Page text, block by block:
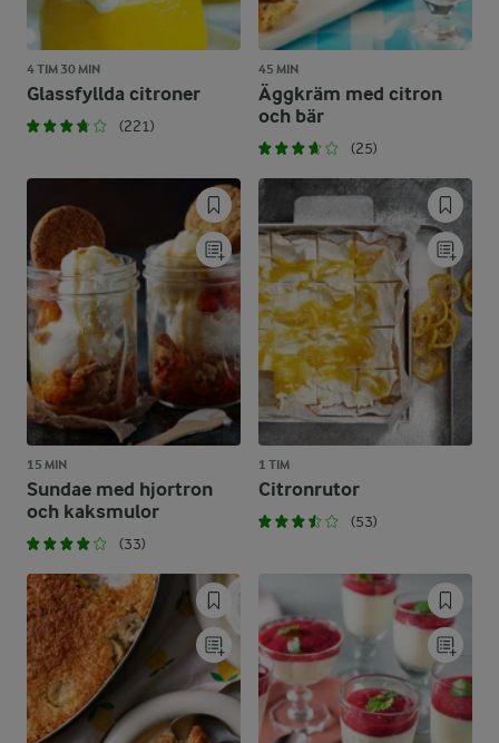
4 TIM 30 MIN
Glassfyllda citroner
(221)
45 MIN
Äggkräm med citron
och bär
(25)
15 MIN
Sundae med hjortron
och kaksmulor
(33)
1 TIM
Citronrutor
(53)